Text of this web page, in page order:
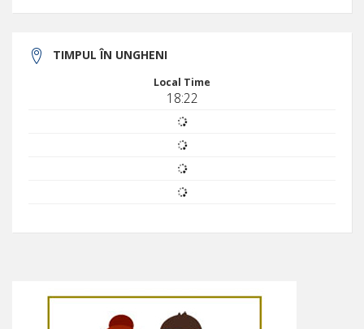
TIMPUL ÎN UNGHENI
Local Time
18:22